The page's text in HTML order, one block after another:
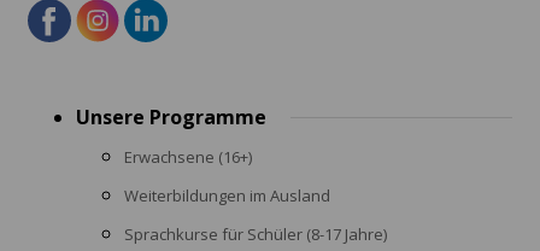
menuUnsere Programme
Erwachsene (16+)
Weiterbildungen im Ausland
Sprachkurse für Schüler (8-17 Jahre)